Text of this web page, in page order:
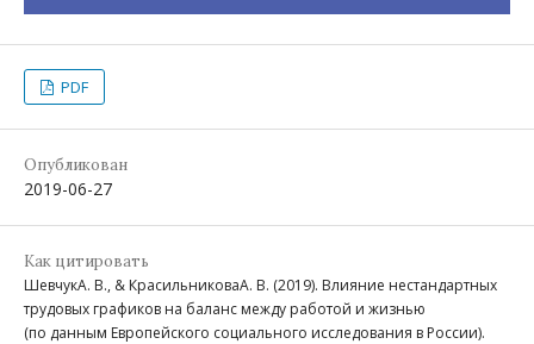
PDF
Опубликован
2019-06-27
Как цитировать
ШевчукА. В., & КрасильниковаА. В. (2019). Влияние нестандартных
трудовых графиков на баланс между работой и жизнью
(по данным Европейского социального исследования в России).